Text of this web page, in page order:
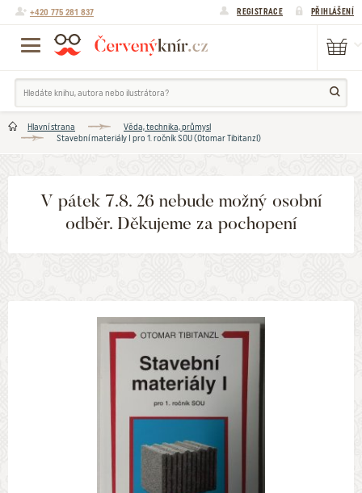
+420 775 281 837 REGISTRACE PŘIHLÁŠENÍ
Hlavní strana
Věda, technika, průmysl
Stavební materiály I pro 1. ročník SOU (Otomar Tibitanzl)
V pátek 7.8. 26 nebude možný osobní
odběr. Děkujeme za pochopení